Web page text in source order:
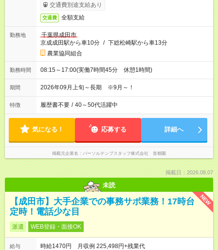
交通費別途支給あり
交通費 全額支給
勤務地
千葉県成田市
京成成田駅から車10分 / 下総松崎駅から車13分
農業協同組合
勤務時間 08:15～17:00(実働7時間45分 休憩1時間)
期間 2026年09月上旬～長期 ※9月～！
特徴 履歴書不要 / 40～50代活躍中
気になる！ 応募する 詳細へ
掲載元企業名 パーソルテンプスタッフ株式会社 首都圏
掲載日：2026.08.07
未読
NEW
【成田市】大手企業での事務サポ業務！17時台
定時！電話少な目
派遣 WEB登録・面接OK
給与
時給1470円 月収例 225,498円+残業代